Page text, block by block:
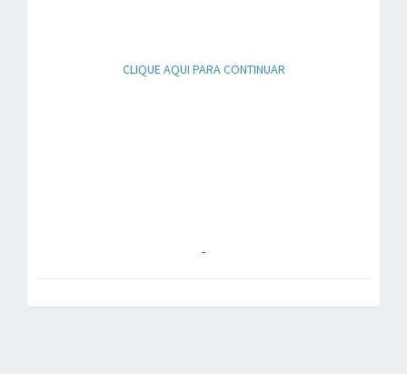
CLIQUE AQUI PARA CONTINUAR
-